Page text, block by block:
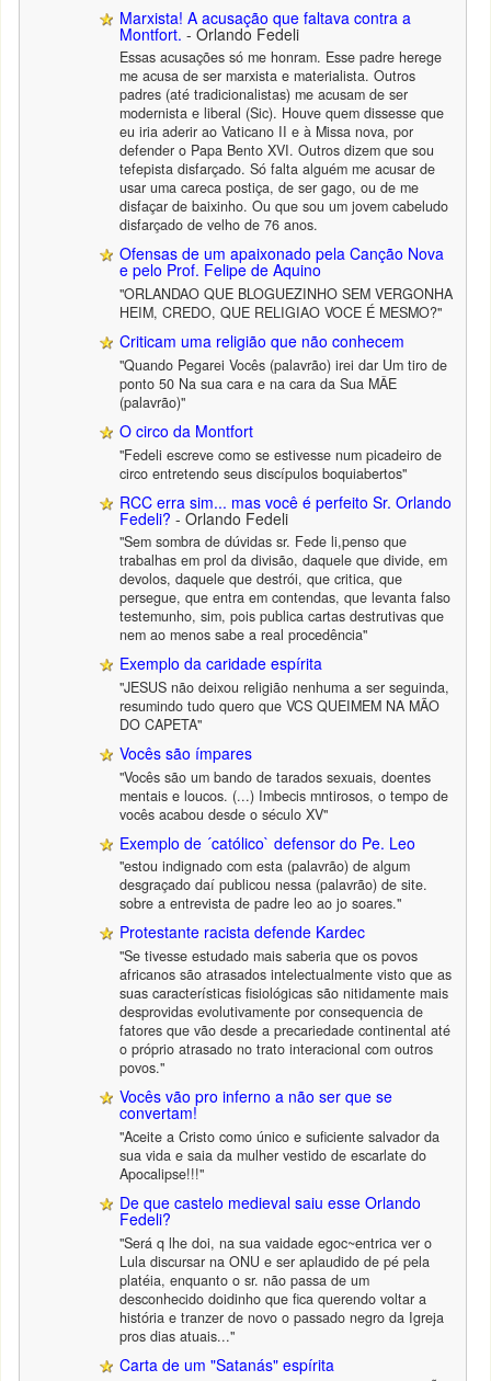
Marxista! A acusação que faltava contra a
Montfort. - Orlando Fedeli
Essas acusações só me honram. Esse padre herege
me acusa de ser marxista e materialista. Outros
padres (até tradicionalistas) me acusam de ser
modernista e liberal (Sic). Houve quem dissesse que
eu iria aderir ao Vaticano II e à Missa nova, por
defender o Papa Bento XVI. Outros dizem que sou
tefepista disfarçado. Só falta alguém me acusar de
usar uma careca postiça, de ser gago, ou de me
disfaçar de baixinho. Ou que sou um jovem cabeludo
disfarçado de velho de 76 anos.
Ofensas de um apaixonado pela Canção Nova
e pelo Prof. Felipe de Aquino
"ORLANDAO QUE BLOGUEZINHO SEM VERGONHA
HEIM, CREDO, QUE RELIGIAO VOCE É MESMO?"
Criticam uma religião que não conhecem
"Quando Pegarei Vocês (palavrão) irei dar Um tiro de
ponto 50 Na sua cara e na cara da Sua MÂE
(palavrão)"
O circo da Montfort
"Fedeli escreve como se estivesse num picadeiro de
circo entretendo seus discípulos boquiabertos"
RCC erra sim... mas você é perfeito Sr. Orlando
Fedeli? - Orlando Fedeli
"Sem sombra de dúvidas sr. Fede li,penso que
trabalhas em prol da divisão, daquele que divide, em
devolos, daquele que destrói, que critica, que
persegue, que entra em contendas, que levanta falso
testemunho, sim, pois publica cartas destrutivas que
nem ao menos sabe a real procedência"
Exemplo da caridade espírita
"JESUS não deixou religião nenhuma a ser seguinda,
resumindo tudo quero que VCS QUEIMEM NA MÃO
DO CAPETA"
Vocês são ímpares
"Vocês são um bando de tarados sexuais, doentes
mentais e loucos. (...) Imbecis mntirosos, o tempo de
vocês acabou desde o século XV"
Exemplo de ´católico` defensor do Pe. Leo
"estou indignado com esta (palavrão) de algum
desgraçado daí publicou nessa (palavrão) de site.
sobre a entrevista de padre leo ao jo soares."
Protestante racista defende Kardec
"Se tivesse estudado mais saberia que os povos
africanos são atrasados intelectualmente visto que as
suas características fisiológicas são nitidamente mais
desprovidas evolutivamente por consequencia de
fatores que vão desde a precariedade continental até
o próprio atrasado no trato interacional com outros
povos."
Vocês vão pro inferno a não ser que se
convertam!
"Aceite a Cristo como único e suficiente salvador da
sua vida e saia da mulher vestido de escarlate do
Apocalipse!!!"
De que castelo medieval saiu esse Orlando
Fedeli?
"Será q lhe doi, na sua vaidade egoc~entrica ver o
Lula discursar na ONU e ser aplaudido de pé pela
platéia, enquanto o sr. não passa de um
desconhecido doidinho que fica querendo voltar a
história e tranzer de novo o passado negro da Igreja
pros dias atuais..."
Carta de um "Satanás" espírita